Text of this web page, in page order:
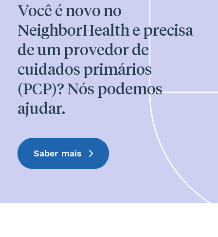
Você é novo no
NeighborHealth e precisa
de um provedor de
cuidados primários
(PCP)? Nós podemos
ajudar.
Saber mais